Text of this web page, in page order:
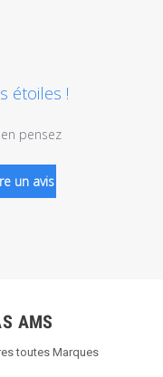
étoiles !
pensez
un avis
AMS
toutes Marques